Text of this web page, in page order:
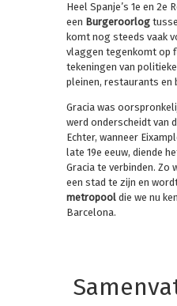
Heel Spanje’s 1e en 2e
een Burgeroorlog
komt nog steeds vaak
vlaggen tegenkomt op
tekeningen van
pleinen, restaurants en
Gracia was
werd onderscheidt van
Echter, wanneer
late 19e eeuw, diende
Gracia te verbinden. Zo
een stad te zijn en
metropool die we nu
Barcelona.